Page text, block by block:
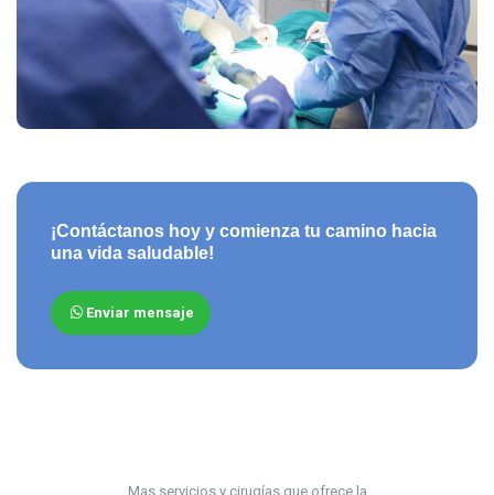
¡Contáctanos hoy y comienza tu camino hacia
una vida saludable!
Enviar mensaje
Mas servicios y cirugías que ofrece la